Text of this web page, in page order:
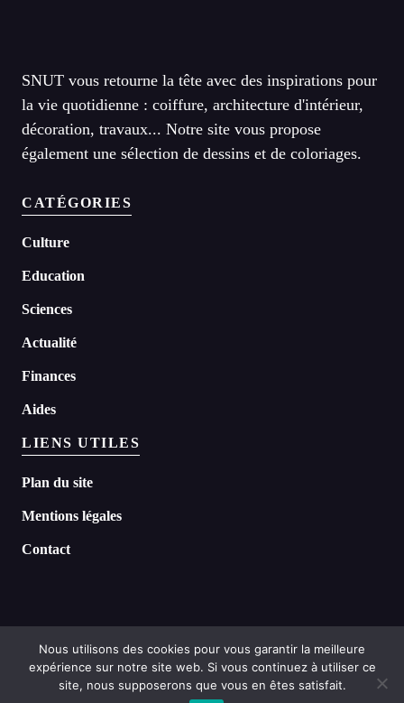
SNUT vous retourne la tête avec des inspirations pour
la vie quotidienne : coiffure, architecture d'intérieur,
décoration, travaux... Notre site vous propose
également une sélection de dessins et de coloriages.
CATÉGORIES
Culture
Education
Sciences
Actualité
Finances
Aides
LIENS UTILES
Plan du site
Mentions légales
Contact
©2026 Headline tous droits réservés
Nous utilisons des cookies pour vous garantir la meilleure
expérience sur notre site web. Si vous continuez à utiliser ce
site, nous supposerons que vous en êtes satisfait.